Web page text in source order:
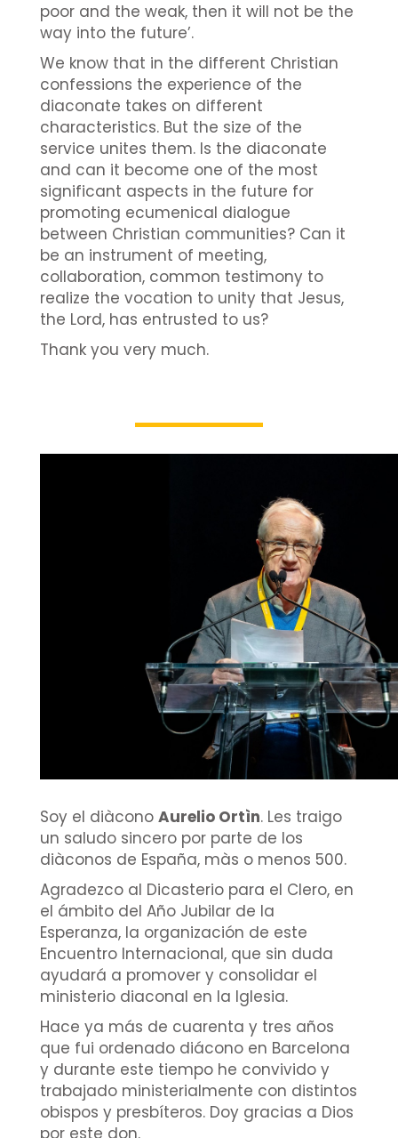
poor and the weak, then it will not be the
way into the future’.
We know that in the different Christian
confessions the experience of the
diaconate takes on different
characteristics. But the size of the
service unites them. Is the diaconate
and can it become one of the most
significant aspects in the future for
promoting ecumenical dialogue
between Christian communities? Can it
be an instrument of meeting,
collaboration, common testimony to
realize the vocation to unity that Jesus,
the Lord, has entrusted to us?
Thank you very much.
Soy el diàcono Aurelio Ortìn. Les traigo
un saludo sincero por parte de los
diàconos de España, màs o menos 500.
Agradezco al Dicasterio para el Clero, en
el ámbito del Año Jubilar de la
Esperanza, la organización de este
Encuentro Internacional, que sin duda
ayudará a promover y consolidar el
ministerio diaconal en la Iglesia.
Hace ya más de cuarenta y tres años
que fui ordenado diácono en Barcelona
y durante este tiempo he convivido y
trabajado ministerialmente con distintos
obispos y presbíteros. Doy gracias a Dios
por este don.